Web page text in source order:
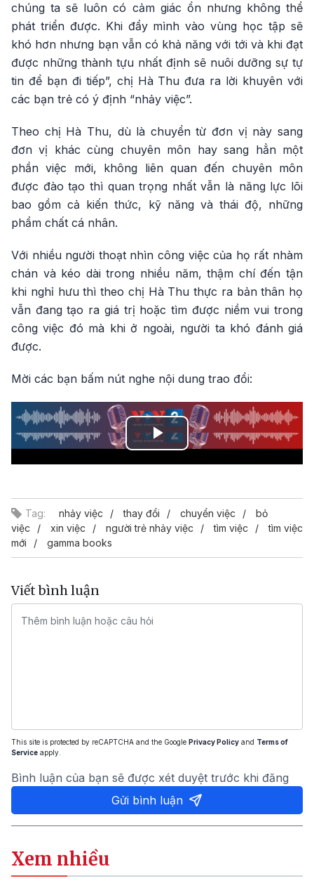
chúng ta sẽ luôn có cảm giác ổn nhưng không thể
phát triển được. Khi đẩy mình vào vùng học tập sẽ
khó hơn nhưng bạn vẫn có khả năng với tới và khi đạt
được những thành tựu nhất định sẽ nuôi dưỡng sự tự
tin để bạn đi tiếp”, chị Hà Thu đưa ra lời khuyên với
các bạn trẻ có ý định “nhảy việc”.
Theo chị Hà Thu, dù là chuyển từ đơn vị này sang
đơn vị khác cùng chuyên môn hay sang hẳn một
phần việc mới, không liên quan đến chuyên môn
được đào tạo thì quan trọng nhất vẫn là năng lực lõi
bao gồm cả kiến thức, kỹ năng và thái độ, những
phẩm chất cá nhân.
Với nhiều người thoạt nhìn công việc của họ rất nhàm
chán và kéo dài trong nhiều năm, thậm chí đến tận
khi nghỉ hưu thì theo chị Hà Thu thực ra bản thân họ
vẫn đang tạo ra giá trị hoặc tìm được niềm vui trong
công việc đó mà khi ở ngoài, người ta khó đánh giá
được.
Mời các bạn bấm nút nghe nội dung trao đổi:
Play
Tag: nhảy việc thay đổi chuyển việc
bỏ
việc
xin việc người trẻ nhảy việc tìm việc
tìm việc
mới
gamma books
Viết bình luận
This site is protected by reCAPTCHA and the Google Privacy Policy and Terms of
Service apply.
Bình luận của bạn sẽ được xét duyệt trước khi đăng
Gửi bình luận
Xem nhiều